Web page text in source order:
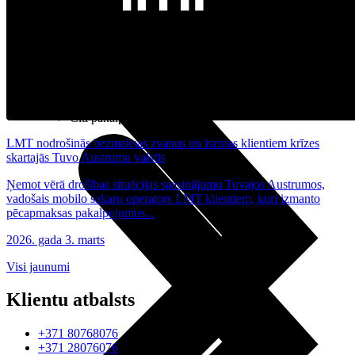
Citi pakalpojumi
LMT nodrošinās bezmaksas zvanus un īsziņas klientiem krīzes
skartajās Tuvo Austrumu valstīs
Ņemot vērā drošības situācijas saasinājumu Tuvajos Austrumos,
vadošais mobilo sakaru operators LMT klientiem, kuri izmanto
pēcapmaksas pakalpojumus...
2026. gada 3. marts
Visi jaunumi
Klientu atbalsts
+371 80768076
+371 28076076